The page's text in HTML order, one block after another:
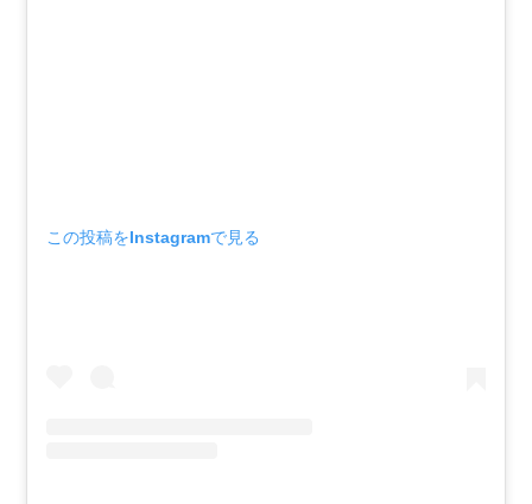
この投稿をInstagramで見る